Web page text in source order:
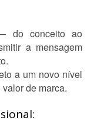
do conceito ao
a mensagem
a um novo nível
de marca.